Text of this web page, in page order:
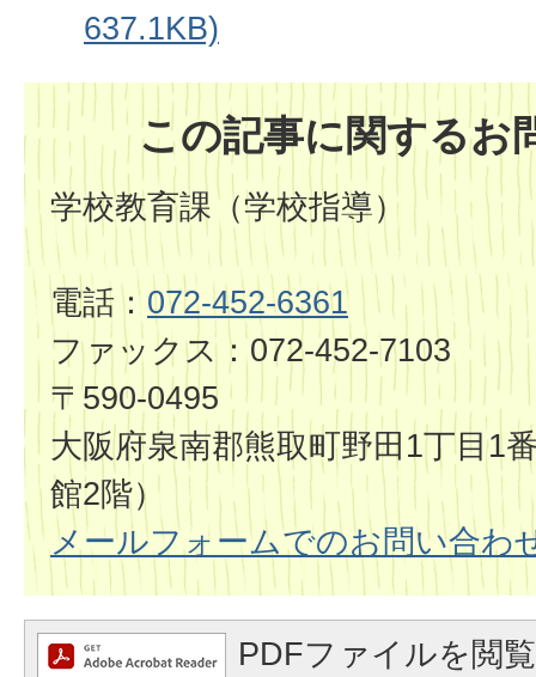
637.1KB)
この記事に関するお
学校教育課（学校指導）
電話： 072-452-6361
ファックス：072-452-7103
〒590-0495
大阪府泉南郡熊取町野田1丁目1
館2階）
メールフォームでのお問い合わ
PDFファイルを閲